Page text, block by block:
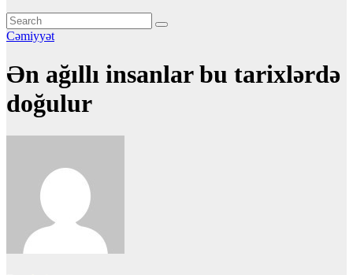
Cəmiyyət
Ən ağıllı insanlar bu tarixlərdə
doğulur